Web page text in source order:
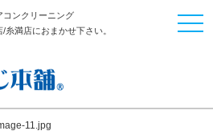
コンクリーニング
糸満店におまかせ下さい。
11.jpg